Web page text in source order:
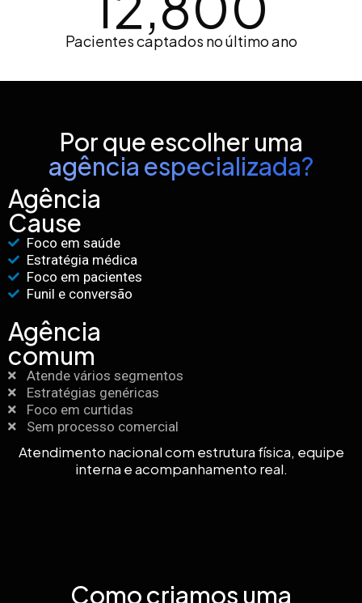
Pacientes captados no último ano
Por que escolher uma
agência especializada?
Agência
Cause
Foco em saúde
Estratégia médica
Foco em pacientes
Funil e conversão
Agência
comum
Atende vários segmentos
Estratégias genéricas
Foco em curtidas
Sem processo comercial
Atendimento nacional com estrutura física, equipe
interna e acompanhamento real.
Como criamos uma